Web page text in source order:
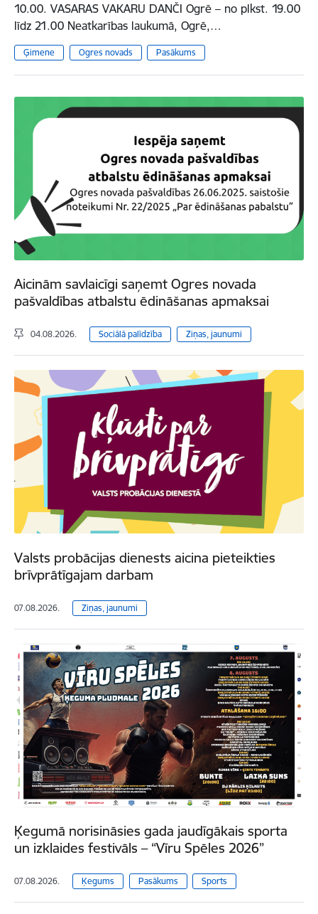
10.00. VASARAS VAKARU DANČI Ogrē – no plkst. 19.00
līdz 21.00 Neatkarības laukumā, Ogrē,…
Ģimene Ogres novads Pasākums
Aicinām savlaicīgi saņemt Ogres novada
pašvaldības atbalstu ēdināšanas apmaksai
04.08.2026. Sociālā palīdzība Ziņas, jaunumi
Valsts probācijas dienests aicina pieteikties
brīvprātīgajam darbam
07.08.2026. Ziņas, jaunumi
Ķegumā norisināsies gada jaudīgākais sporta
un izklaides festivāls – “Vīru Spēles 2026”
07.08.2026. Ķegums Pasākums Sports